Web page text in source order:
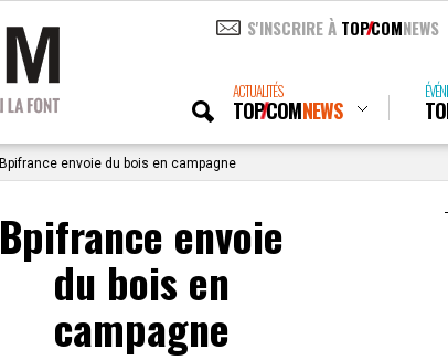
S'INSCRIRE À TOPCOMNEWS
ACTUALITÉS
TOPCOMNEWS
Bpifrance envoie du bois en campagne
Bpifrance envoie
du bois en
campagne